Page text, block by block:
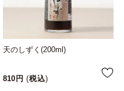
天のしずく(200ml)
810 税込